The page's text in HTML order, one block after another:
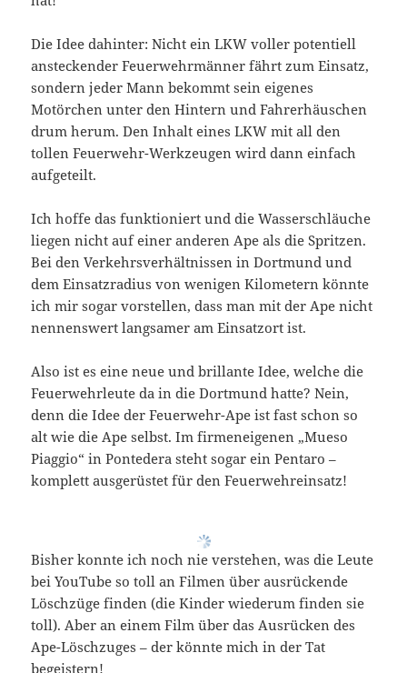
Die Idee dahinter: Nicht ein LKW voller potentiell
ansteckender Feuerwehrmänner fährt zum Einsatz,
sondern jeder Mann bekommt sein eigenes
Motörchen unter den Hintern und Fahrerhäuschen
drum herum. Den Inhalt eines LKW mit all den
tollen Feuerwehr-Werkzeugen wird dann einfach
aufgeteilt.
Ich hoffe das funktioniert und die Wasserschläuche
liegen nicht auf einer anderen Ape als die Spritzen.
Bei den Verkehrsverhältnissen in Dortmund und
dem Einsatzradius von wenigen Kilometern könnte
ich mir sogar vorstellen, dass man mit der Ape nicht
nennenswert langsamer am Einsatzort ist.
Also ist es eine neue und brillante Idee, welche die
Feuerwehrleute da in die Dortmund hatte? Nein,
denn die Idee der Feuerwehr-Ape ist fast schon so
alt wie die Ape selbst. Im firmeneigenen „Mueso
Piaggio“ in Pontedera steht sogar ein Pentaro –
komplett ausgerüstet für den Feuerwehreinsatz!
Bisher konnte ich noch nie verstehen, was die Leute
bei YouTube so toll an Filmen über ausrückende
Löschzüge finden (die Kinder wiederum finden sie
toll). Aber an einem Film über das Ausrücken des
Ape-Löschzuges – der könnte mich in der Tat
begeistern!